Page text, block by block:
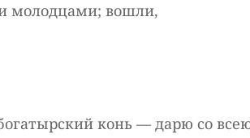
молодцами; вошли,
конь — дарю со